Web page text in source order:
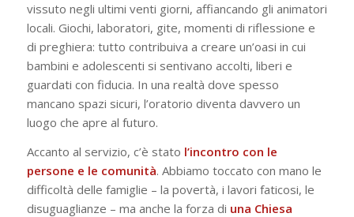
vissuto negli ultimi venti giorni, affiancando gli animatori
locali. Giochi, laboratori, gite, momenti di riflessione e
di preghiera: tutto contribuiva a creare un’oasi in cui
bambini e adolescenti si sentivano accolti, liberi e
guardati con fiducia. In una realtà dove spesso
mancano spazi sicuri, l’oratorio diventa davvero un
luogo che apre al futuro.
Accanto al servizio, c’è stato l’incontro con le
persone e le comunità. Abbiamo toccato con mano le
difficoltà delle famiglie – la povertà, i lavori faticosi, le
disuguaglianze – ma anche la forza di una Chiesa